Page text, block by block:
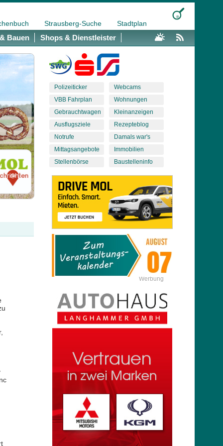
Strausberg-Suche Stadtplan
Bauen Shops & Dienstleister
Polizeiticker
VBB Fahrplan
Gebrauchtwagen
Ausflugsziele
Notrufe
Mittagsangebote
Stellenbörse
Webcams
Wohnungen
Kleinanzeigen
Rezepteblog
Damals war's
Immobilien
Baustelleninfo
Werbung